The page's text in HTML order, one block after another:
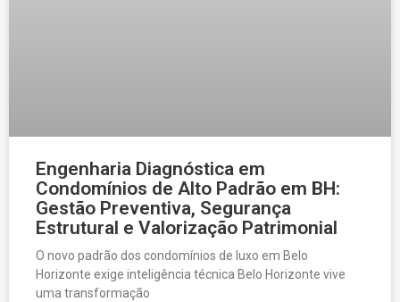
Engenharia Diagnóstica em
Condomínios de Alto Padrão em BH:
Gestão Preventiva, Segurança
Estrutural e Valorização Patrimonial
O novo padrão dos condomínios de luxo em Belo
Horizonte exige inteligência técnica Belo Horizonte vive
uma transformação